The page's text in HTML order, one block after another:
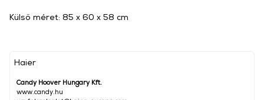
Haier
Candy Hoover Hungary Kft.
www.candy.hu
Külső méret: 85 x 60 x 58 cm